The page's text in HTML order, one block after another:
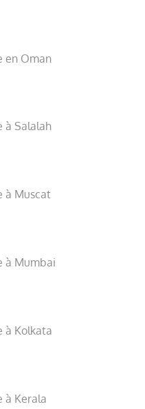
en Oman
à Salalah
à Muscat
à Mumbai
à Kolkata
à Kerala